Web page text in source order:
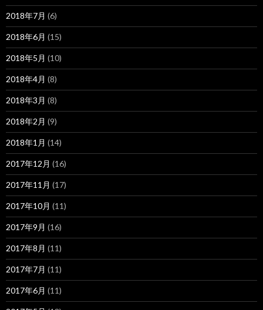
2018年7月 (6)
2018年6月 (15)
2018年5月 (10)
2018年4月 (8)
2018年3月 (8)
2018年2月 (9)
2018年1月 (14)
2017年12月 (16)
2017年11月 (17)
2017年10月 (11)
2017年9月 (16)
2017年8月 (11)
2017年7月 (11)
2017年6月 (11)